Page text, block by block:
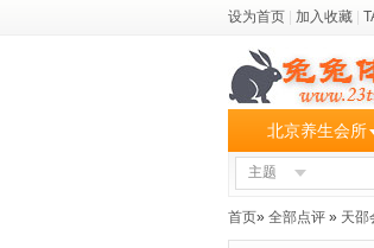
设为首页 加入收藏
北京养生会所
主题
首页» 全部点评 » 天邵